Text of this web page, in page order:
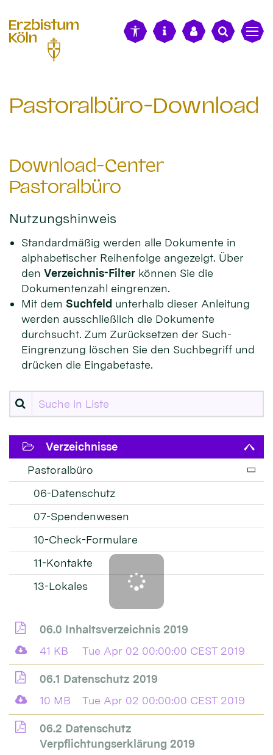
Pastoralbüro-Download
Download-Center
Pastoralbüro
Nutzungshinweis
Standardmäßig werden alle Dokumente in
alphabetischer Reihenfolge angezeigt. Über
den Verzeichnis-Filter können Sie die
Dokumentenzahl eingrenzen.
Mit dem Suchfeld unterhalb dieser Anleitung
werden ausschließlich die Dokumente
durchsucht. Zum Zurücksetzen der Such-
Eingrenzung löschen Sie den Suchbegriff und
drücken die Eingabetaste.
Suche in Liste
Verzeichnisse
Pastoralbüro
06-Datenschutz
07-Spendenwesen
10-Check-Formulare
11-Kontakte
13-Lokales
06.0 Inhaltsverzeichnis 2019
41 KB
Tue Apr 02 00:00:00 CEST 2019
06.1 Datenschutz 2019
10 MB
Tue Apr 02 00:00:00 CEST 2019
06.2 Datenschutz
Verpflichtungserklärung 2019